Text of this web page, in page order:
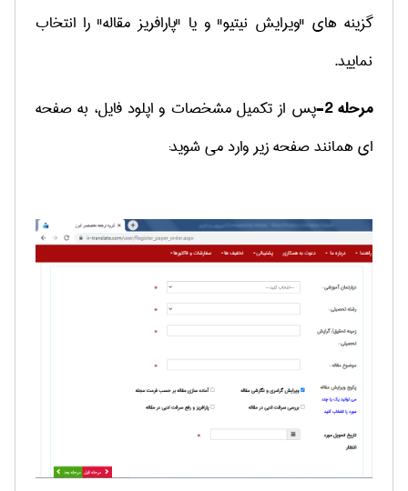
گزینه های "ویرایش نیتیو" و یا "پارافریز مقاله" را انتخاب
نمایید.
مرحله 2- پس از تکمیل مشخصات و اپلود فایل، به صفحه
ای همانند صفحه زیر وارد می شوید: